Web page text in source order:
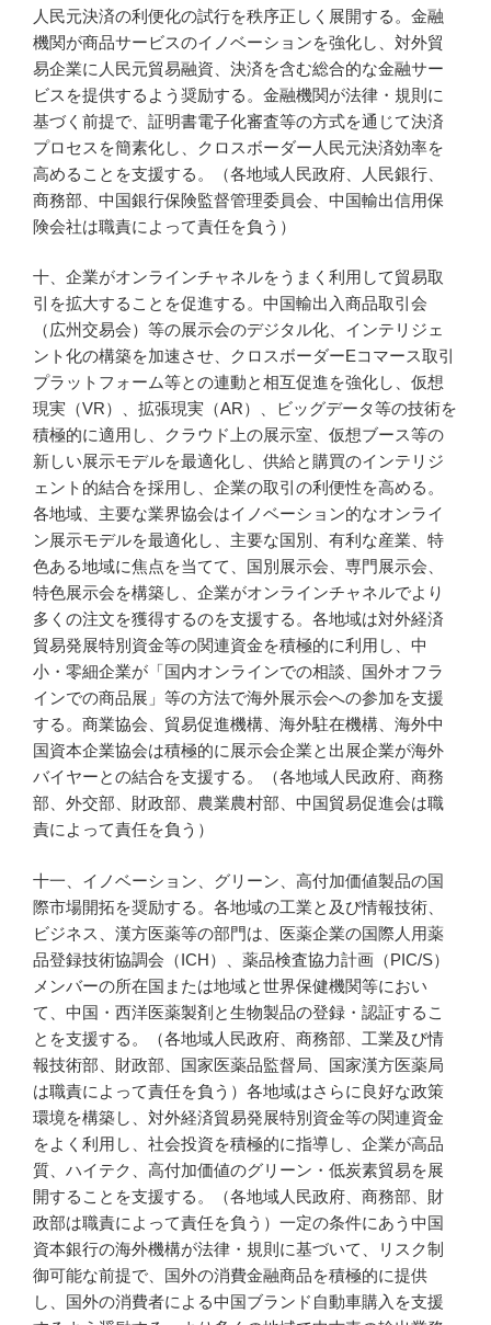
人民元決済の利便化の試行を秩序正しく展開する。金融
機関が商品サービスのイノベーションを強化し、対外貿
易企業に人民元貿易融資、決済を含む総合的な金融サー
ビスを提供するよう奨励する。金融機関が法律・規則に
基づく前提で、証明書電子化審査等の方式を通じて決済
プロセスを簡素化し、クロスボーダー人民元決済効率を
高めることを支援する。（各地域人民政府、人民銀行、
商務部、中国銀行保険監督管理委員会、中国輸出信用保
険会社は職責によって責任を負う）
十、企業がオンラインチャネルをうまく利用して貿易取
引を拡大することを促進する。中国輸出入商品取引会
（広州交易会）等の展示会のデジタル化、インテリジェ
ント化の構築を加速させ、クロスボーダーEコマース取引
プラットフォーム等との連動と相互促進を強化し、仮想
現実（VR）、拡張現実（AR）、ビッグデータ等の技術を
積極的に適用し、クラウド上の展示室、仮想ブース等の
新しい展示モデルを最適化し、供給と購買のインテリジ
ェント的結合を採用し、企業の取引の利便性を高める。
各地域、主要な業界協会はイノベーション的なオンライ
ン展示モデルを最適化し、主要な国別、有利な産業、特
色ある地域に焦点を当てて、国別展示会、専門展示会、
特色展示会を構築し、企業がオンラインチャネルでより
多くの注文を獲得するのを支援する。各地域は対外経済
貿易発展特別資金等の関連資金を積極的に利用し、中
小・零細企業が「国内オンラインでの相談、国外オフラ
インでの商品展」等の方法で海外展示会への参加を支援
する。商業協会、貿易促進機構、海外駐在機構、海外中
国資本企業協会は積極的に展示会企業と出展企業が海外
バイヤーとの結合を支援する。（各地域人民政府、商務
部、外交部、財政部、農業農村部、中国貿易促進会は職
責によって責任を負う）
十一、イノベーション、グリーン、高付加価値製品の国
際市場開拓を奨励する。各地域の工業と及び情報技術、
ビジネス、漢方医薬等の部門は、医薬企業の国際人用薬
品登録技術協調会（ICH）、薬品検査協力計画（PIC/S）
メンバーの所在国または地域と世界保健機関等におい
て、中国・西洋医薬製剤と生物製品の登録・認証するこ
とを支援する。（各地域人民政府、商務部、工業及び情
報技術部、財政部、国家医薬品監督局、国家漢方医薬局
は職責によって責任を負う）各地域はさらに良好な政策
環境を構築し、対外経済貿易発展特別資金等の関連資金
をよく利用し、社会投資を積極的に指導し、企業が高品
質、ハイテク、高付加価値のグリーン・低炭素貿易を展
開することを支援する。（各地域人民政府、商務部、財
政部は職責によって責任を負う）一定の条件にあう中国
資本銀行の海外機構が法律・規則に基づいて、リスク制
御可能な前提で、国外の消費金融商品を積極的に提供
し、国外の消費者による中国ブランド自動車購入を支援